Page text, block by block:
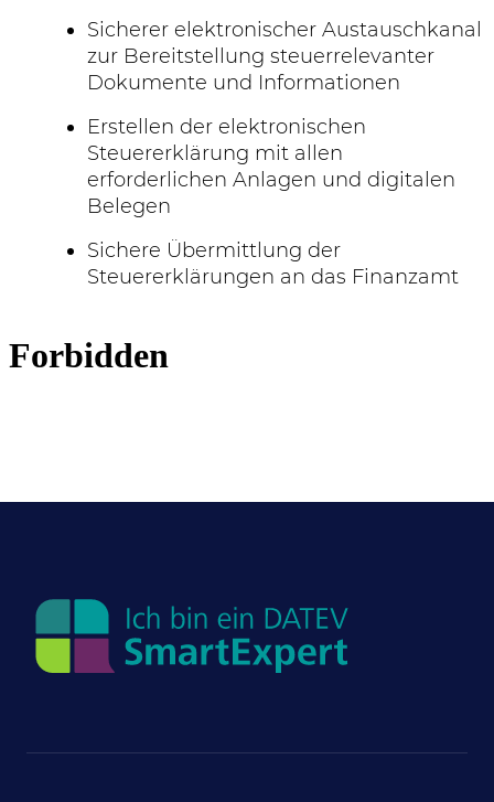
Sicherer elektronischer Austauschkanal
zur Bereitstellung steuerrelevanter
Dokumente und Informationen
Erstellen der elektronischen
Steuererklärung mit allen
erforderlichen Anlagen und digitalen
Belegen
Sichere Übermittlung der
Steuererklärungen an das Finanzamt